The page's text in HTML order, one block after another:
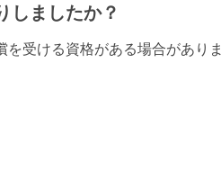
しましたか？
受ける資格がある場合がありま